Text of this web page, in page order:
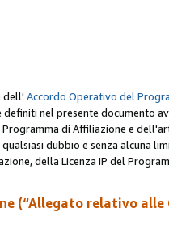
dell' Accordo Operativo del
nel presente documento
di Affiliazione e
dubbio e senza alcuna
della Licenza IP del
(“Allegato relativo alle